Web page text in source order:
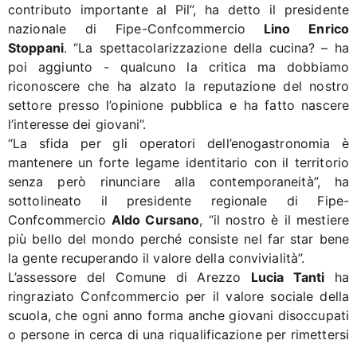
contributo importante al Pil”, ha detto il presidente
nazionale di Fipe-Confcommercio Lino Enrico
Stoppani. “La spettacolarizzazione della cucina? – ha
poi aggiunto - qualcuno la critica ma dobbiamo
riconoscere che ha alzato la reputazione del nostro
settore presso l’opinione pubblica e ha fatto nascere
l’interesse dei giovani”.
“La sfida per gli operatori dell’enogastronomia è
mantenere un forte legame identitario con il territorio
senza però rinunciare alla contemporaneità”, ha
sottolineato il presidente regionale di Fipe-
Confcommercio Aldo Cursano, “il nostro è il mestiere
più bello del mondo perché consiste nel far star bene
la gente recuperando il valore della convivialità”.
L’assessore del Comune di Arezzo Lucia Tanti ha
ringraziato Confcommercio per il valore sociale della
scuola, che ogni anno forma anche giovani disoccupati
o persone in cerca di una riqualificazione per rimettersi